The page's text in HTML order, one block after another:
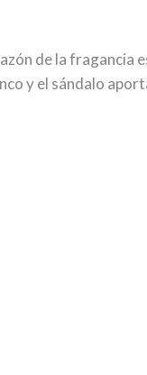
de la fragancia
y el sándalo